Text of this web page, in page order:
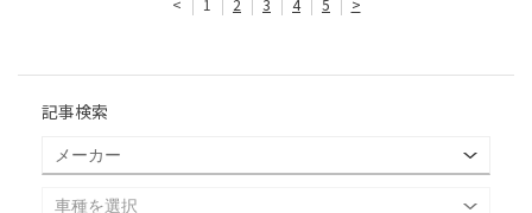
< 1 2 3 4 5 >
記事検索